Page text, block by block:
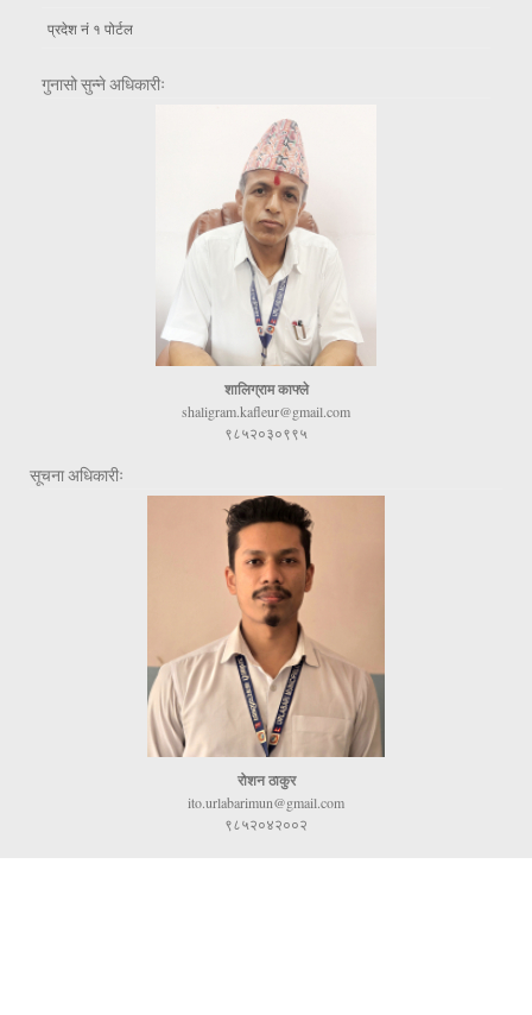
प्रदेश नं १ पोर्टल
गुनासो सुन्ने अधिकारीः
शालिग्राम काफ्ले
shaligram.kafleur@gmail.com
९८५२०३०९९५
सूचना अधिकारीः
रोशन ठाकुर
ito.urlabarimun@gmail.com
९८५२०४२००२